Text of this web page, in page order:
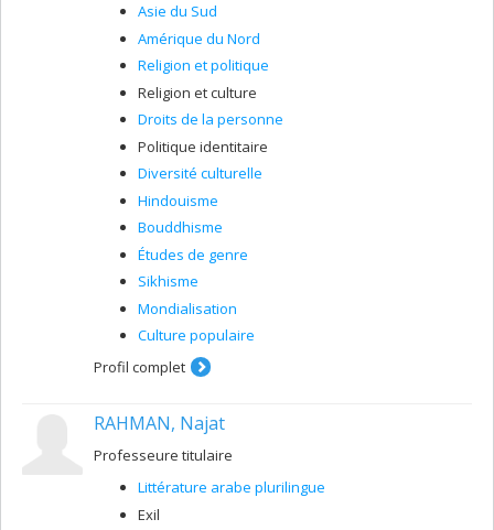
Asie du Sud
Amérique du Nord
Religion et politique
Religion et culture
Droits de la personne
Politique identitaire
Diversité culturelle
Hindouisme
Bouddhisme
Études de genre
Sikhisme
Mondialisation
Culture populaire
Profil complet
RAHMAN, Najat
Professeure titulaire
Littérature arabe plurilingue
Exil